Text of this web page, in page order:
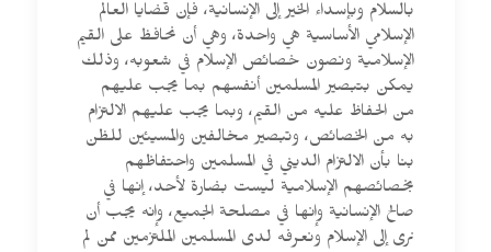
بالسلام وبإسداء الخير إلى الإنسانية، فإن قضايا العالم
الإسلامي الأساسية هي واحدة، وهي أن نحافظ على القيم
الإسلامية ونصون خصائص الإسلام في شعوبه، وذلك
يمكن بتبصير المسلمين أنفسهم بما يجب عليهم
من الحفاظ عليه من القيم، وبما يجب عليهم الالتزام
به من الخصائص، وتبصير مخالفين والمسيئين للظن
بنا بأن الالتزام الديني في المسلمين واحتفاظهم
بخصائصهم الإسلامية ليست بضارة لأحد، إنها في
صالح الإنسانية وإنها في مصلحة الجميع، وإنه يجب أن
نرى إلى الإسلام ونعرفه لدى المسلمين الملتزمين ممن لم